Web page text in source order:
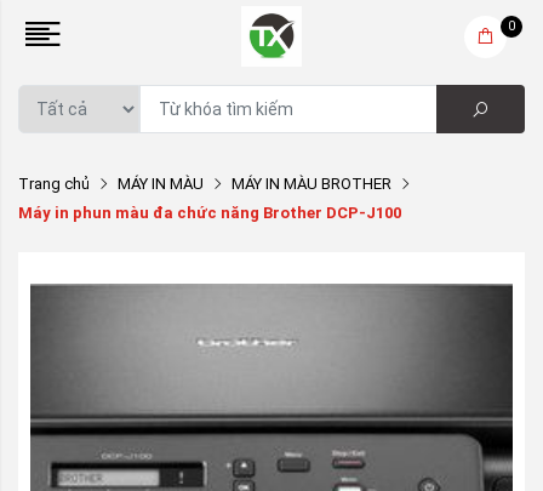
0
Trang chủ MÁY IN MÀU
MÁY IN MÀU BROTHER
Máy in phun màu đa chức năng Brother DCP-J100